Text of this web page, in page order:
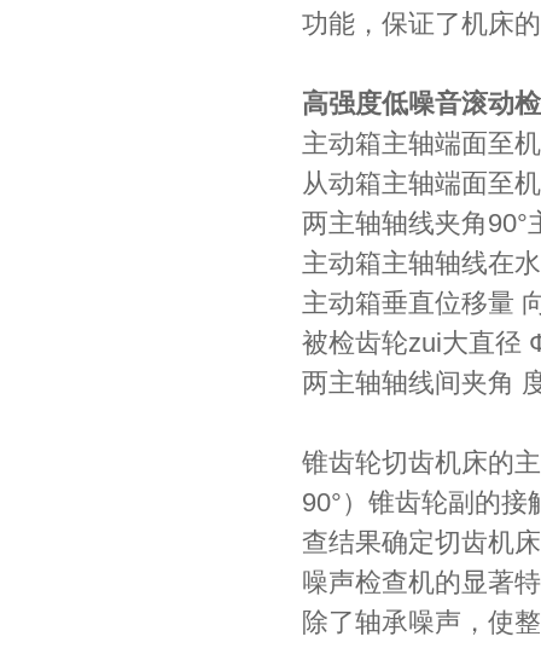
功能，保证了机床
高强度低噪音滚动
主动箱主轴端面至
从动箱主轴端面至
两主轴轴线夹角90°
主动箱主轴轴线在
主动箱垂直位移量
被检齿轮zui大直径
两主轴轴线间夹角
锥齿轮切齿机床的
90°）锥齿轮副的
查结果确定切齿机
噪声检查机的显著
除了轴承噪声，使